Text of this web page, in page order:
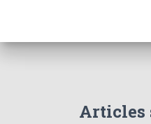
Articles